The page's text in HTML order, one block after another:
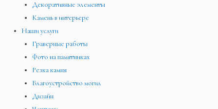
Декоративные элементы
Камень в интерьере
Наши услуги
Граверные работы
Фото на памятниках
Резка камня
Благоустройство могил
Дизайн